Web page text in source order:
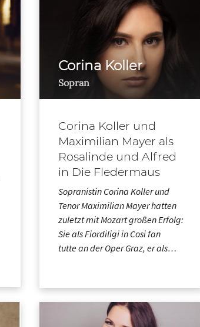
Corina Koller
Sopran
Corina Koller und
Maximilian Mayer als
Rosalinde und Alfred
in Die Fledermaus
Sopranistin Corina Koller und
Tenor Maximilian Mayer hatten
zuletzt mit Mozart großen Erfolg:
Sie als Fiordiligi in Cosi fan
tutte an der Oper Graz, er als…